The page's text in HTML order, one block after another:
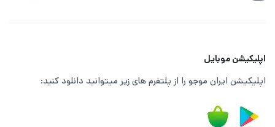
اپلیکیشن موبایل
اپلیکیشن ایران موجو را از پلتفرم های زیر میتوانید دانلود کنید: